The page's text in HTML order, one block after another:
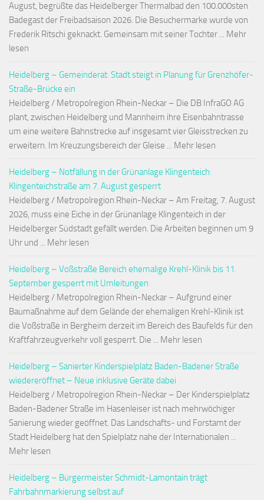
August, begrüßte das Heidelberger Thermalbad den 100.000sten
Badegast der Freibadsaison 2026. Die Besuchermarke wurde von
Frederik Ritschi geknackt. Gemeinsam mit seiner Tochter ... Mehr
lesen
Heidelberg – Gemeinderat: Stadt steigt in Planung für Grenzhöfer-
Straße-Brücke ein
Heidelberg / Metropolregion Rhein-Neckar – Die DB InfraGO AG
plant, zwischen Heidelberg und Mannheim ihre Eisenbahntrasse
um eine weitere Bahnstrecke auf insgesamt vier Gleisstrecken zu
erweitern. Im Kreuzungsbereich der Gleise ... Mehr lesen
Heidelberg – Notfällung in der Grünanlage Klingenteich:
Klingenteichstraße am 7. August gesperrt
Heidelberg / Metropolregion Rhein-Neckar – Am Freitag, 7. August
2026, muss eine Eiche in der Grünanlage Klingenteich in der
Heidelberger Südstadt gefällt werden. Die Arbeiten beginnen um 9
Uhr und ... Mehr lesen
Heidelberg – Voßstraße Bereich ehemalige Krehl-Klinik bis 11.
September gesperrt mit Umleitungen
Heidelberg / Metropolregion Rhein-Neckar – Aufgrund einer
Baumaßnahme auf dem Gelände der ehemaligen Krehl-Klinik ist
die Voßstraße in Bergheim derzeit im Bereich des Baufelds für den
Kraftfahrzeugverkehr voll gesperrt. Die ... Mehr lesen
Heidelberg – Sanierter Kinderspielplatz Baden-Badener Straße
wiedereröffnet – Neue inklusive Geräte dabei
Heidelberg / Metropolregion Rhein-Neckar – Der Kinderspielplatz
Baden-Badener Straße im Hasenleiser ist nach mehrwöchiger
Sanierung wieder geöffnet. Das Landschafts- und Forstamt der
Stadt Heidelberg hat den Spielplatz nahe der Internationalen ...
Mehr lesen
Heidelberg – Bürgermeister Schmidt-Lamontain trägt
Fahrbahnmarkierung selbst auf